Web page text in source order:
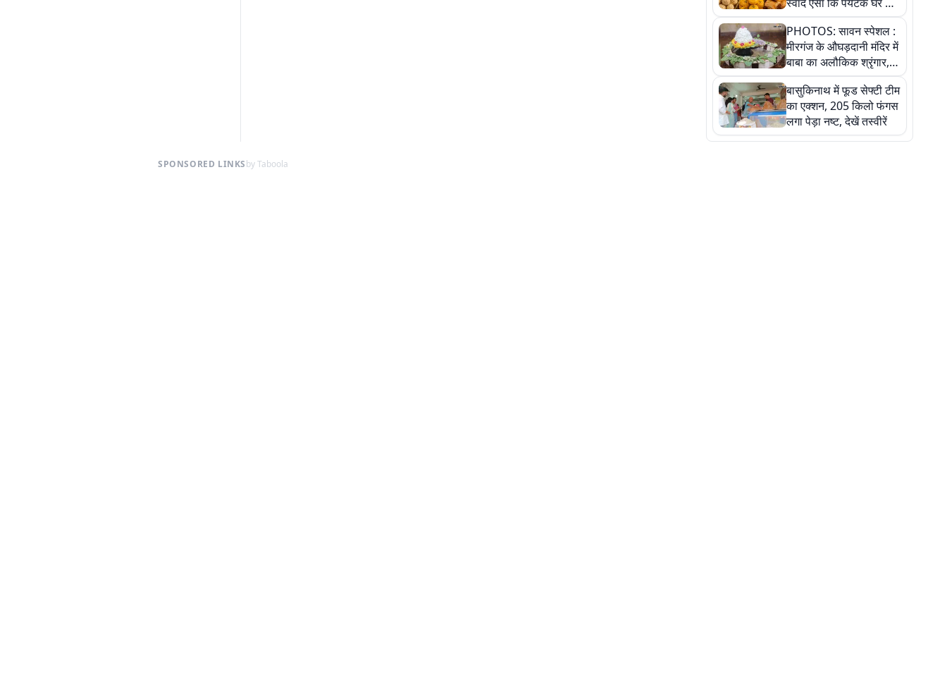
जाना नहीं भूलते, तस्वीरों में
देखें
PHOTOS: सावन स्पेशल :
मीरगंज के औघड़दानी मंदिर में
बाबा का अलौकिक श्रृंगार,
तस्वीरों में देखें महादेव के कई
मनमोहक स्वरूप
बासुकिनाथ में फूड सेफ्टी टीम
का एक्शन, 205 किलो फंगस
लगा पेड़ा नष्ट, देखें तस्वीरें
SPONSORED LINKSby Taboola